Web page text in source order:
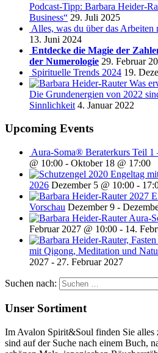
Podcast-Tipp: Barbara Heider-
Business“ 29. Juli 2025
Alles, was du über das Arbeiten
13. Juni 2024
Entdecke die Magie der
der Numerologie 29. Februar
Spirituelle Trends 2024 19.
Was
Die Grundenergien von 2022
Sinnlichkeit 4. Januar 2022
Upcoming Events
Aura-Soma® Beraterkurs Teil 1
@ 10:00 - Oktober 18 @ 17:00
Engeltag
2026 Dezember 5 @ 10:00 -
2027
Vorschau Dezember 9 -
Aura-
Februar 2027 @ 10:00 - 14.
mit Qigong, Meditation und
2027 - 27. Februar 2027
Suchen nach:
Unser Sortiment
Im Avalon Spirit&Soul finden Sie alles
sind auf der Suche nach einem Buch,